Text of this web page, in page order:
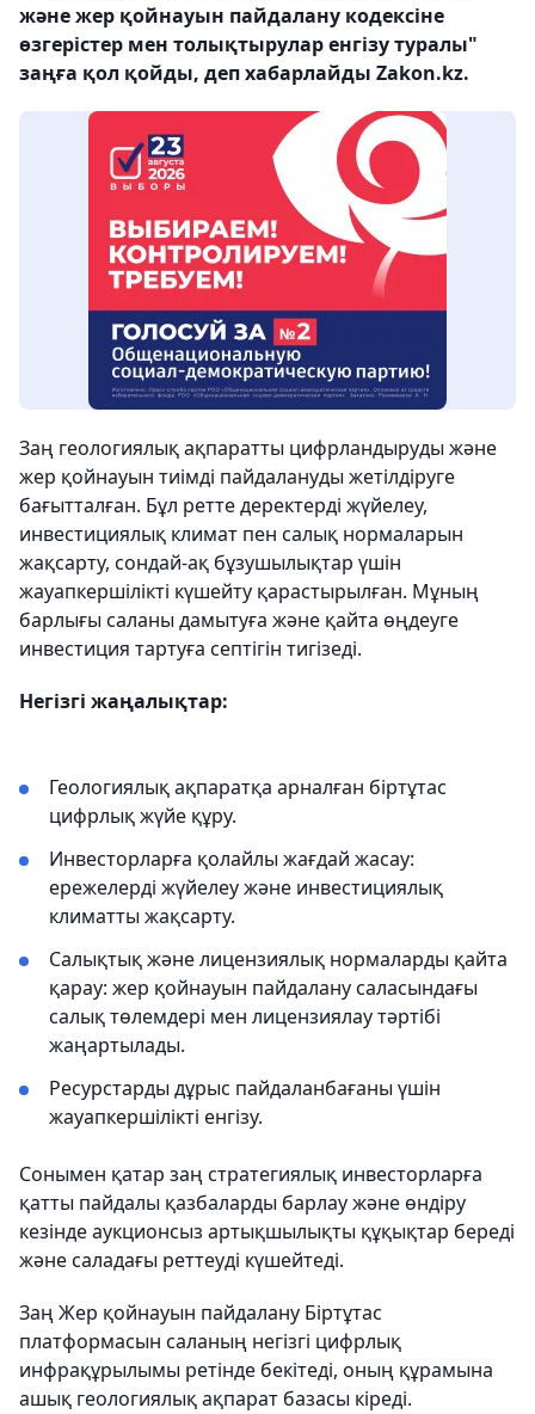
және жер қойнауын пайдалану кодексіне
өзгерістер мен толықтырулар енгізу туралы"
заңға қол қойды, деп хабарлайды Zakon.kz.
Заң геологиялық ақпаратты цифрландыруды және
жер қойнауын тиімді пайдалануды жетілдіруге
бағытталған. Бұл ретте деректерді жүйелеу,
инвестициялық климат пен салық нормаларын
жақсарту, сондай-ақ бұзушылықтар үшін
жауапкершілікті күшейту қарастырылған. Мұның
барлығы саланы дамытуға және қайта өңдеуге
инвестиция тартуға септігін тигізеді.
Негізгі жаңалықтар:
Геологиялық ақпаратқа арналған біртұтас
цифрлық жүйе құру.
Инвесторларға қолайлы жағдай жасау:
ережелерді жүйелеу және инвестициялық
климатты жақсарту.
Салықтық және лицензиялық нормаларды қайта
қарау: жер қойнауын пайдалану саласындағы
салық төлемдері мен лицензиялау тәртібі
жаңартылады.
Ресурстарды дұрыс пайдаланбағаны үшін
жауапкершілікті енгізу.
Сонымен қатар заң стратегиялық инвесторларға
қатты пайдалы қазбаларды барлау және өндіру
кезінде аукционсыз артықшылықты құқықтар береді
және саладағы реттеуді күшейтеді.
Заң Жер қойнауын пайдалану Біртұтас
платформасын саланың негізгі цифрлық
инфрақұрылымы ретінде бекітеді, оның құрамына
ашық геологиялық ақпарат базасы кіреді.